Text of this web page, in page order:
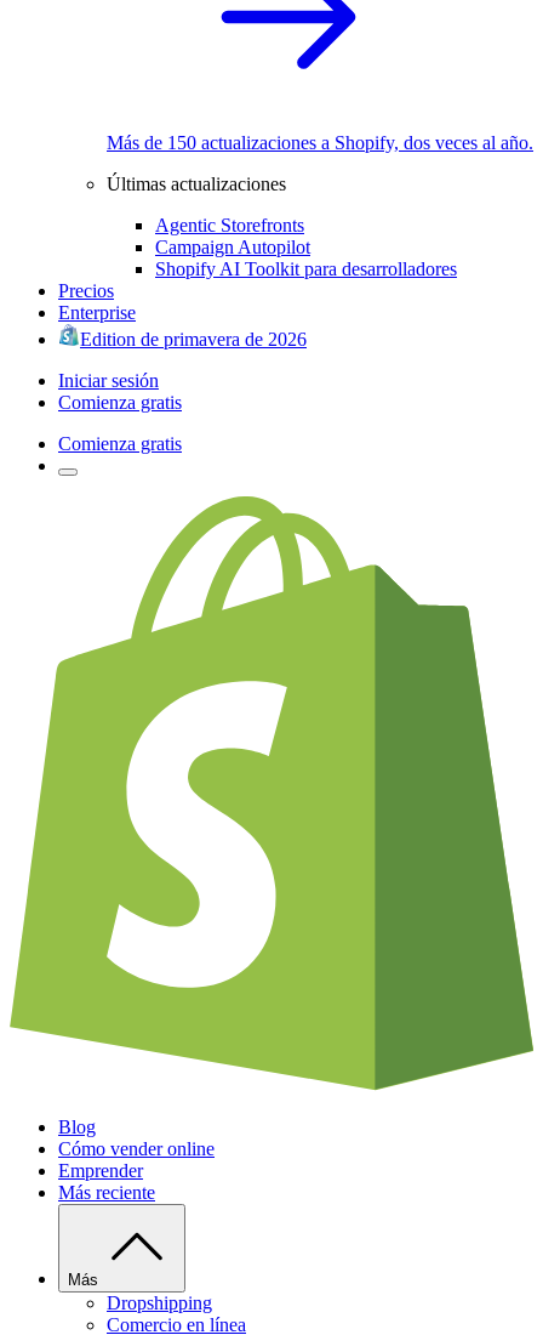
Más de 150 actualizaciones a Shopify, dos veces al año.
Últimas actualizaciones
Agentic Storefronts
Campaign Autopilot
Shopify AI Toolkit para desarrolladores
Precios
Enterprise
Edition de primavera de 2026
Iniciar sesión
Comienza gratis
Comienza gratis
Blog
Cómo vender online
Emprender
Más reciente
Más
Dropshipping
Comercio en línea